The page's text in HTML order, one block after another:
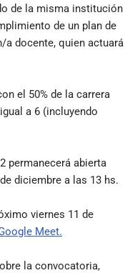
de la misma institución
de un plan de
a docente, quien actuará
el 50% de la carrera
a 6 (incluyendo
permanecerá abierta
diciembre a las 13 hs.
viernes 11 de
Meet.
la convocatoria,